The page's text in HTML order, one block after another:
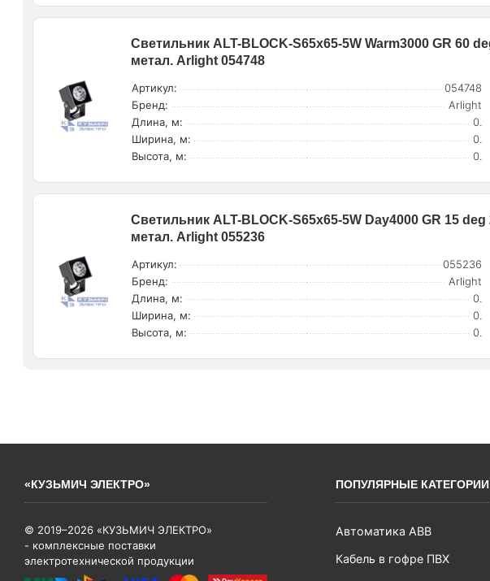
Светильник ALT-BLOCK-S65x65-5W Warm3000 GR 60
метал. Arlight 054748
Артикул:
054748
Бренд:
Arlight
Длина, м:
0.
Ширина, м:
0.
Высота, м:
0.
Светильник ALT-BLOCK-S65x65-5W Day4000 GR 15
метал. Arlight 055236
Артикул:
055236
Бренд:
Arlight
Длина, м:
0.
Ширина, м:
0.
Высота, м:
0.
«КУЗЬМИЧ ЭЛЕКТРО»
© 2019–2026 «КУЗЬМИЧ ЭЛЕКТРО»
- комплексные поставки
электротехнической продукции
ПОПУЛЯРНЫЕ КАТЕГОРИИ
Автоматика ABB
Кабель в гофре ПВХ